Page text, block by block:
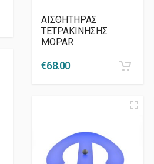
ΑΙΣΘΗΤΗΡΑΣ
ΤΕΤΡΑΚΙΝΗΣΗΣ
MOPAR
€68.00